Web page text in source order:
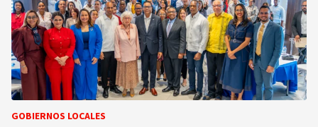
GOBIERNOS LOCALES